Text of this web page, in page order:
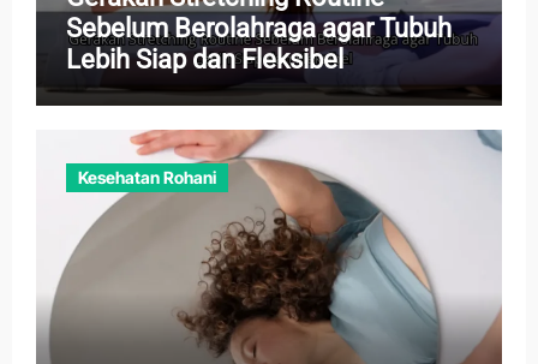
Sebelum Berolahraga agar Tubuh
Lebih Siap dan Fleksibel
Kesehatan Rohani